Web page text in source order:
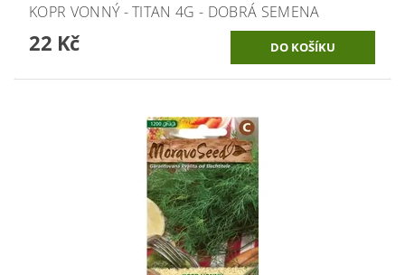
KOPR VONNÝ - TITAN 4G - DOBRÁ SEMENA
22 Kč